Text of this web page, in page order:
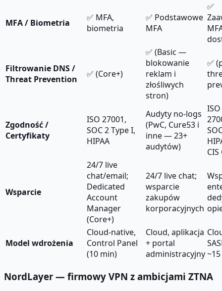
MFA / Biometria
✅ MFA,
biometria
✅ Podstawowe
MFA
✅
Filtrowanie DNS /
Threat Prevention
✅ (Core+)
✅ (Basic —
blokowanie
reklam i
złośliwych
stron)
✅
Zgodność /
Certyfikaty
ISO 27001,
SOC 2 Type I,
HIPAA
Audyty no-logs
(PwC, Cure53 i
inne — 23+
audytów)
ISO
Wsparcie
24/7 live
chat/email;
Dedicated
Account
Manager
(Core+)
24/7 live chat;
wsparcie
zakupów
korporacyjnych
Model wdrożenia
Cloud-native,
Control Panel
(10 min)
Cloud, aplikacja
+ portal
administracyjny
NordLayer — firmowy VPN z ambicjami ZTNA